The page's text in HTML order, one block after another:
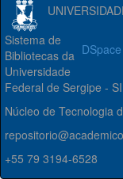
Sistema de
Bibliotecas da
Universidade
Federal de Sergipe -
Núcleo de Tecnologia
+55 79 3194-6528